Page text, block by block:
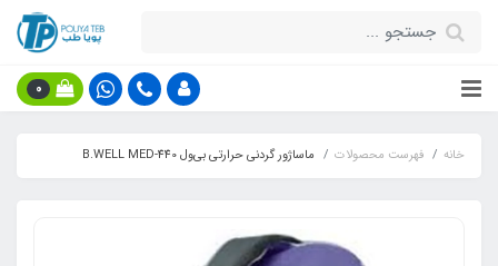
0
خانه فهرست محصولات ماساژور گردنی حرارتی بی‌ول 440-B.WELL MED